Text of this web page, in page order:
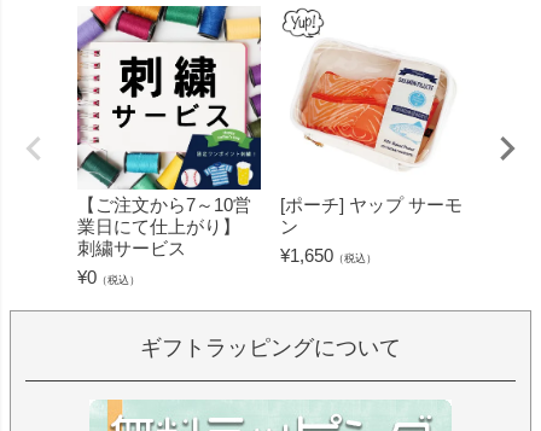
【ご注文から7～10営
業日にて仕上がり】
刺繍サービス
¥0 （税込）
[ポーチ] ヤップ サーモ
ン
¥1,650 （税込）
ギフトラッピングについて